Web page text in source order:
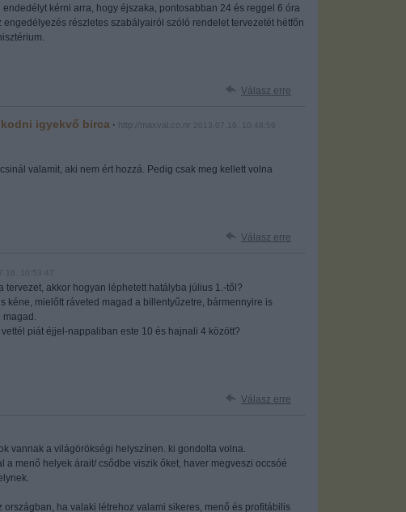
kérni arra, hogy éjszaka, pontosabban 24 és reggel 6 óra
engedélyezés részletes szabályairól szóló rendelet tervezetét hétfőn
Válasz erre
igyekvő birca · http://maxval.co.nr 2013.07.16. 10:48:56
valamit, aki nem ért hozzá. Pedig csak meg kellett volna
Válasz erre
10:53:47
tervezet, akkor hogyan léphetett hatályba július 1.-től?
kéne, mielőtt ráveted magad a billentyűzetre, bármennyire is
piát éjjel-nappaliban este 10 és hajnali 4 között?
Válasz erre
vannak a világörökségi helyszínen. ki gondolta volna.
a menő helyek árait/ csődbe viszik őket, haver megveszi occsóé
országban, ha valaki létrehoz valami sikeres, menő és profitábilis